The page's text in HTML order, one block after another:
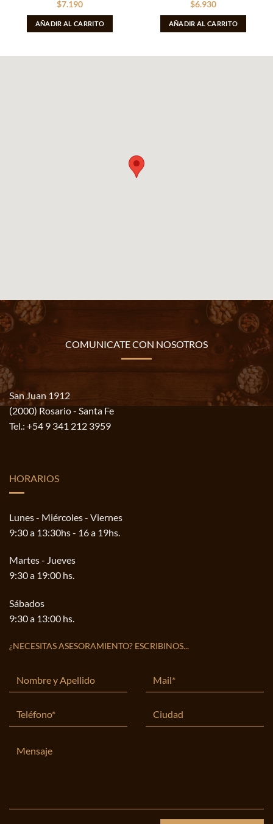
$7.190
AÑADIR AL CARRITO
$6.930
AÑADIR AL CARRITO
COMUNICATE CON NOSOTROS
San Juan 1912
(2000) Rosario - Santa Fe
Tel.: +54 9 341 212 3959
HORARIOS
Lunes - Miércoles - Viernes
9:30 a 13:30hs - 16 a 19hs.
Martes - Jueves
9:30 a 19:00 hs.
Sábados
9:30 a 13:00 hs.
¿NECESITAS ASESORAMIENTO? ESCRIBINOS...